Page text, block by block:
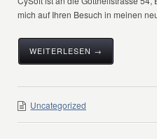
mich auf Ihren Besuch in meinen
WEITERLESEN →
Uncategorized